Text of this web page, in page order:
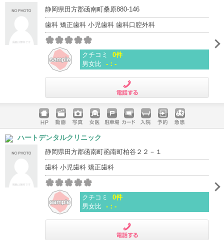
静岡県田方郡函南町桑原880-146
歯科 矯正歯科 小児歯科 歯科口腔外科
クチコミ
0件
男女比 -：-
ホームペ
ージ
動画 写真 女医 駐車場
クレジッ
入院 予約 急患
ハートデンタルクリニック
静岡県田方郡函南町函南町柏谷２２－１
歯科 小児歯科 矯正歯科
クチコミ
0件
男女比 -：-